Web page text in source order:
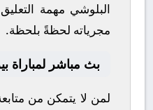
البلوشي مهمة
مجرياته لحظةً بلحظة.
بث مباشر لمباراة
لمن لا يتمكن من